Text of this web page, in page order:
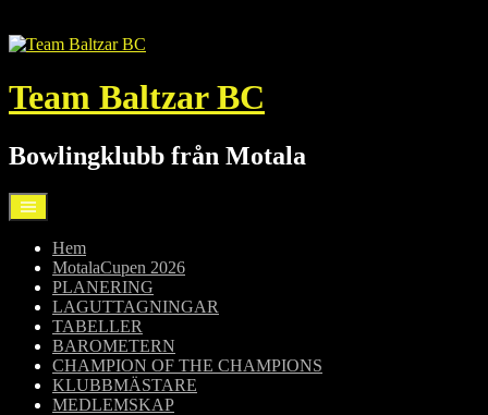
till
Team Baltzar BC
Bowlingklubb från Motala
Hem
MotalaCupen 2026
PLANERING
LAGUTTAGNINGAR
TABELLER
BAROMETERN
CHAMPION OF THE CHAMPIONS
KLUBBMÄSTARE
MEDLEMSKAP